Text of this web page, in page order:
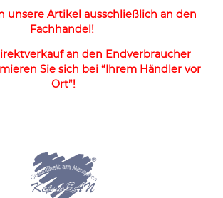
unsere Artikel ausschließlich an den
Fachhandel!
an den Endverbraucher
Sie sich bei “Ihrem Händler vor
Ort”!